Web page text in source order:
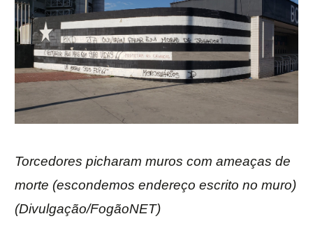
Torcedores picharam muros com ameaças de
morte (escondemos endereço escrito no muro)
(Divulgação/FogãoNET)